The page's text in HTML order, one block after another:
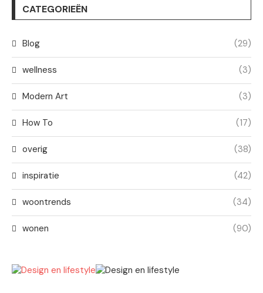
CATEGORIEËN
Blog (29)
wellness (3)
Modern Art (3)
How To (17)
overig (38)
inspiratie (42)
woontrends (34)
wonen (90)